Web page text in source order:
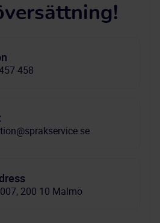
458
200 10 Malmö